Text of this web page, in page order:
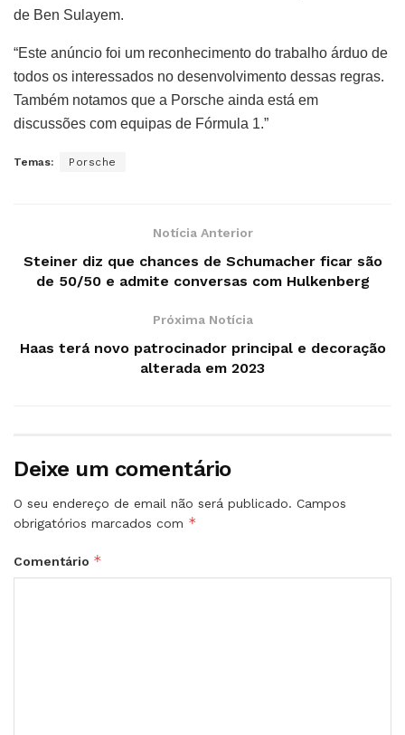
de Ben Sulayem.
“Este anúncio foi um reconhecimento do trabalho árduo de
todos os interessados no desenvolvimento dessas regras.
Também notamos que a Porsche ainda está em
discussões com equipas de Fórmula 1.”
Temas: Porsche
Notícia Anterior
Steiner diz que chances de Schumacher ficar são
de 50/50 e admite conversas com Hulkenberg
Próxima Notícia
Haas terá novo patrocinador principal e decoração
alterada em 2023
Deixe um comentário
O seu endereço de email não será publicado. Campos
obrigatórios marcados com *
Comentário *